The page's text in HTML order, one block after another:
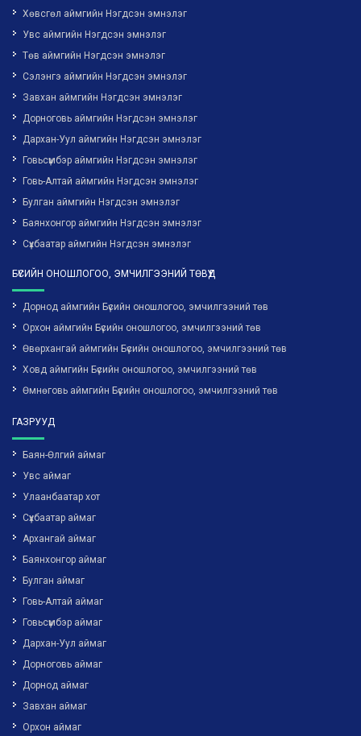
Хөвсгөл аймгийн Нэгдсэн эмнэлэг
Увс аймгийн Нэгдсэн эмнэлэг
Төв аймгийн Нэгдсэн эмнэлэг
Сэлэнгэ аймгийн Нэгдсэн эмнэлэг
Завхан аймгийн Нэгдсэн эмнэлэг
Дорноговь аймгийн Нэгдсэн эмнэлэг
Дархан-Уул аймгийн Нэгдсэн эмнэлэг
Говьсүмбэр аймгийн Нэгдсэн эмнэлэг
Говь-Алтай аймгийн Нэгдсэн эмнэлэг
Булган аймгийн Нэгдсэн эмнэлэг
Баянхонгор аймгийн Нэгдсэн эмнэлэг
Сүхбаатар аймгийн Нэгдсэн эмнэлэг
БҮСИЙН ОНОШЛОГОО, ЭМЧИЛГЭЭНИЙ ТӨВҮҮД
Дорнод аймгийн Бүсийн оношлогоо, эмчилгээний төв
Орхон аймгийн Бүсийн оношлогоо, эмчилгээний төв
Өвөрхангай аймгийн Бүсийн оношлогоо, эмчилгээний төв
Ховд аймгийн Бүсийн оношлогоо, эмчилгээний төв
Өмнөговь аймгийн Бүсийн оношлогоо, эмчилгээний төв
ГАЗРУУД
Баян-Өлгий аймаг
Увс аймаг
Улаанбаатар хот
Сүхбаатар аймаг
Архангай аймаг
Баянхонгор аймаг
Булган аймаг
Говь-Алтай аймаг
Говьсүмбэр аймаг
Дархан-Уул аймаг
Дорноговь аймаг
Дорнод аймаг
Завхан аймаг
Орхон аймаг